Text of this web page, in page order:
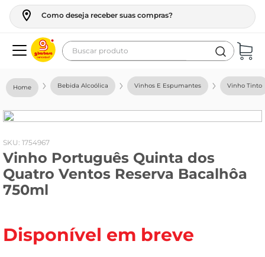
Como deseja receber suas compras?
Buscar produto
Bebida Alcoólica Vinhos E Espumantes Vinho Tinto
: 1754967
Vinho Português Quinta dos
Quatro Ventos Reserva Bacalhôa
750ml
Disponível em breve
geladeira
fogao
café
cerveja
vinho